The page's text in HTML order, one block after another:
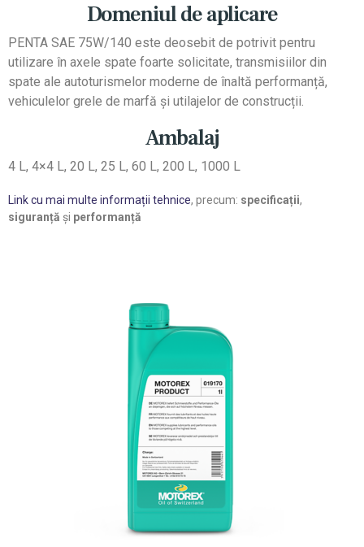
Domeniul de aplicare
PENTA SAE 75W/140 este deosebit de potrivit pentru
utilizare în axele spate foarte solicitate, transmisiilor din
spate ale autoturismelor moderne de înaltă performanță,
vehiculelor grele de marfă și utilajelor de construcții.
Ambalaj
4 L, 4×4 L, 20 L, 25 L, 60 L, 200 L, 1000 L
Link cu mai multe informații tehnice, precum: specificații,
siguranță și performanță